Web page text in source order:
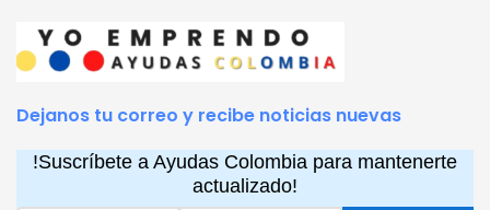
Dejanos tu correo y recibe noticias nuevas
!Suscríbete a Ayudas Colombia para mantenerte
actualizado!